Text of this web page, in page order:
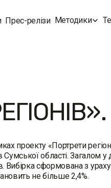
Прес-релізи Методики
проекту «Портрети
області. Загалом у
Вибірка сформована з
не більше 2,4%.